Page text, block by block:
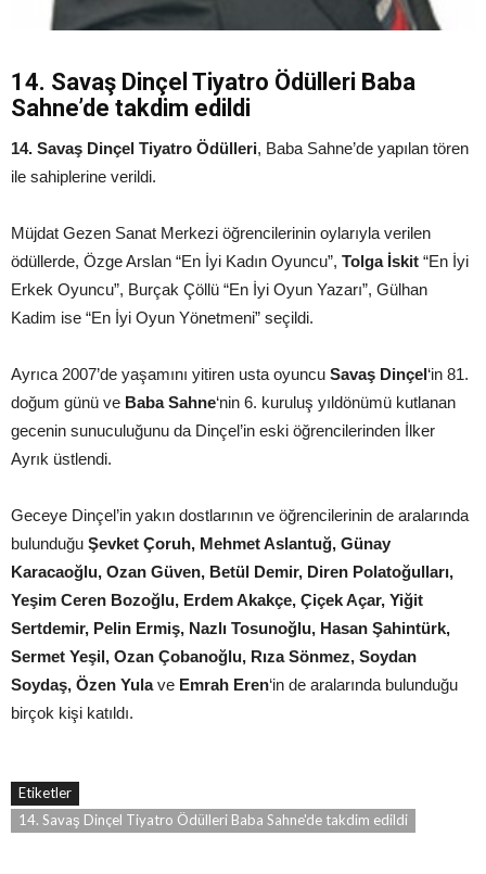
14. Savaş Dinçel Tiyatro Ödülleri Baba
Sahne’de takdim edildi
14. Savaş Dinçel Tiyatro Ödülleri, Baba Sahne’de yapılan tören
ile sahiplerine verildi.
Müjdat Gezen Sanat Merkezi öğrencilerinin oylarıyla verilen
ödüllerde, Özge Arslan “En İyi Kadın Oyuncu”, Tolga İskit “En İyi
Erkek Oyuncu”, Burçak Çöllü “En İyi Oyun Yazarı”, Gülhan
Kadim ise “En İyi Oyun Yönetmeni” seçildi.
Ayrıca 2007’de yaşamını yitiren usta oyuncu Savaş Dinçel ‘in 81.
doğum günü ve Baba Sahne‘nin 6. kuruluş yıldönümü kutlanan
gecenin sunuculuğunu da Dinçel’in eski öğrencilerinden İlker
Ayrık üstlendi.
Geceye Dinçel’in yakın dostlarının ve öğrencilerinin de aralarında
bulunduğu Şevket Çoruh, Mehmet Aslantuğ, Günay
Karacaoğlu, Ozan Güven, Betül Demir, Diren Polatoğulları,
Yeşim Ceren Bozoğlu, Erdem Akakçe, Çiçek Açar, Yiğit
Sertdemir, Pelin Ermiş, Nazlı Tosunoğlu, Hasan Şahintürk,
Sermet Yeşil, Ozan Çobanoğlu, Rıza Sönmez, Soydan
Soydaş, Özen Yulave Emrah Eren‘in de aralarında bulunduğu
birçok kişi katıldı.
Etiketler
14. Savaş Dinçel Tiyatro Ödülleri Baba Sahne'de takdim edildi